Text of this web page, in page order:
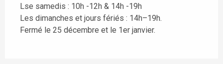
Lse samedis : 10h -12h & 14h -19h
Les dimanches et jours fériés : 14h–19h.
Fermé le 25 décembre et le 1er janvier.